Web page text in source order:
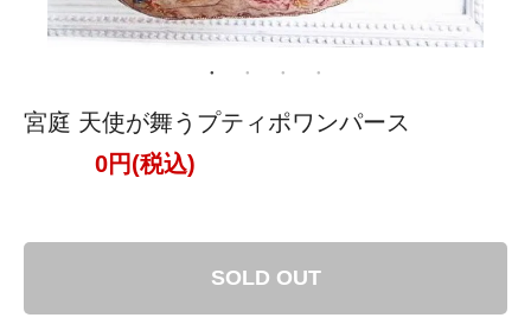
宮庭 天使が舞うプティポワンパース
0円(税込)
SOLD OUT